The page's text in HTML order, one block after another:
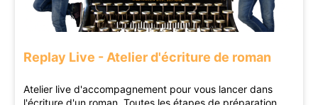
Replay Live - Atelier d'écriture de roman
Atelier live d'accompagnement pour vous lancer dans
l'écriture d'un roman. Toutes les étapes de préparation